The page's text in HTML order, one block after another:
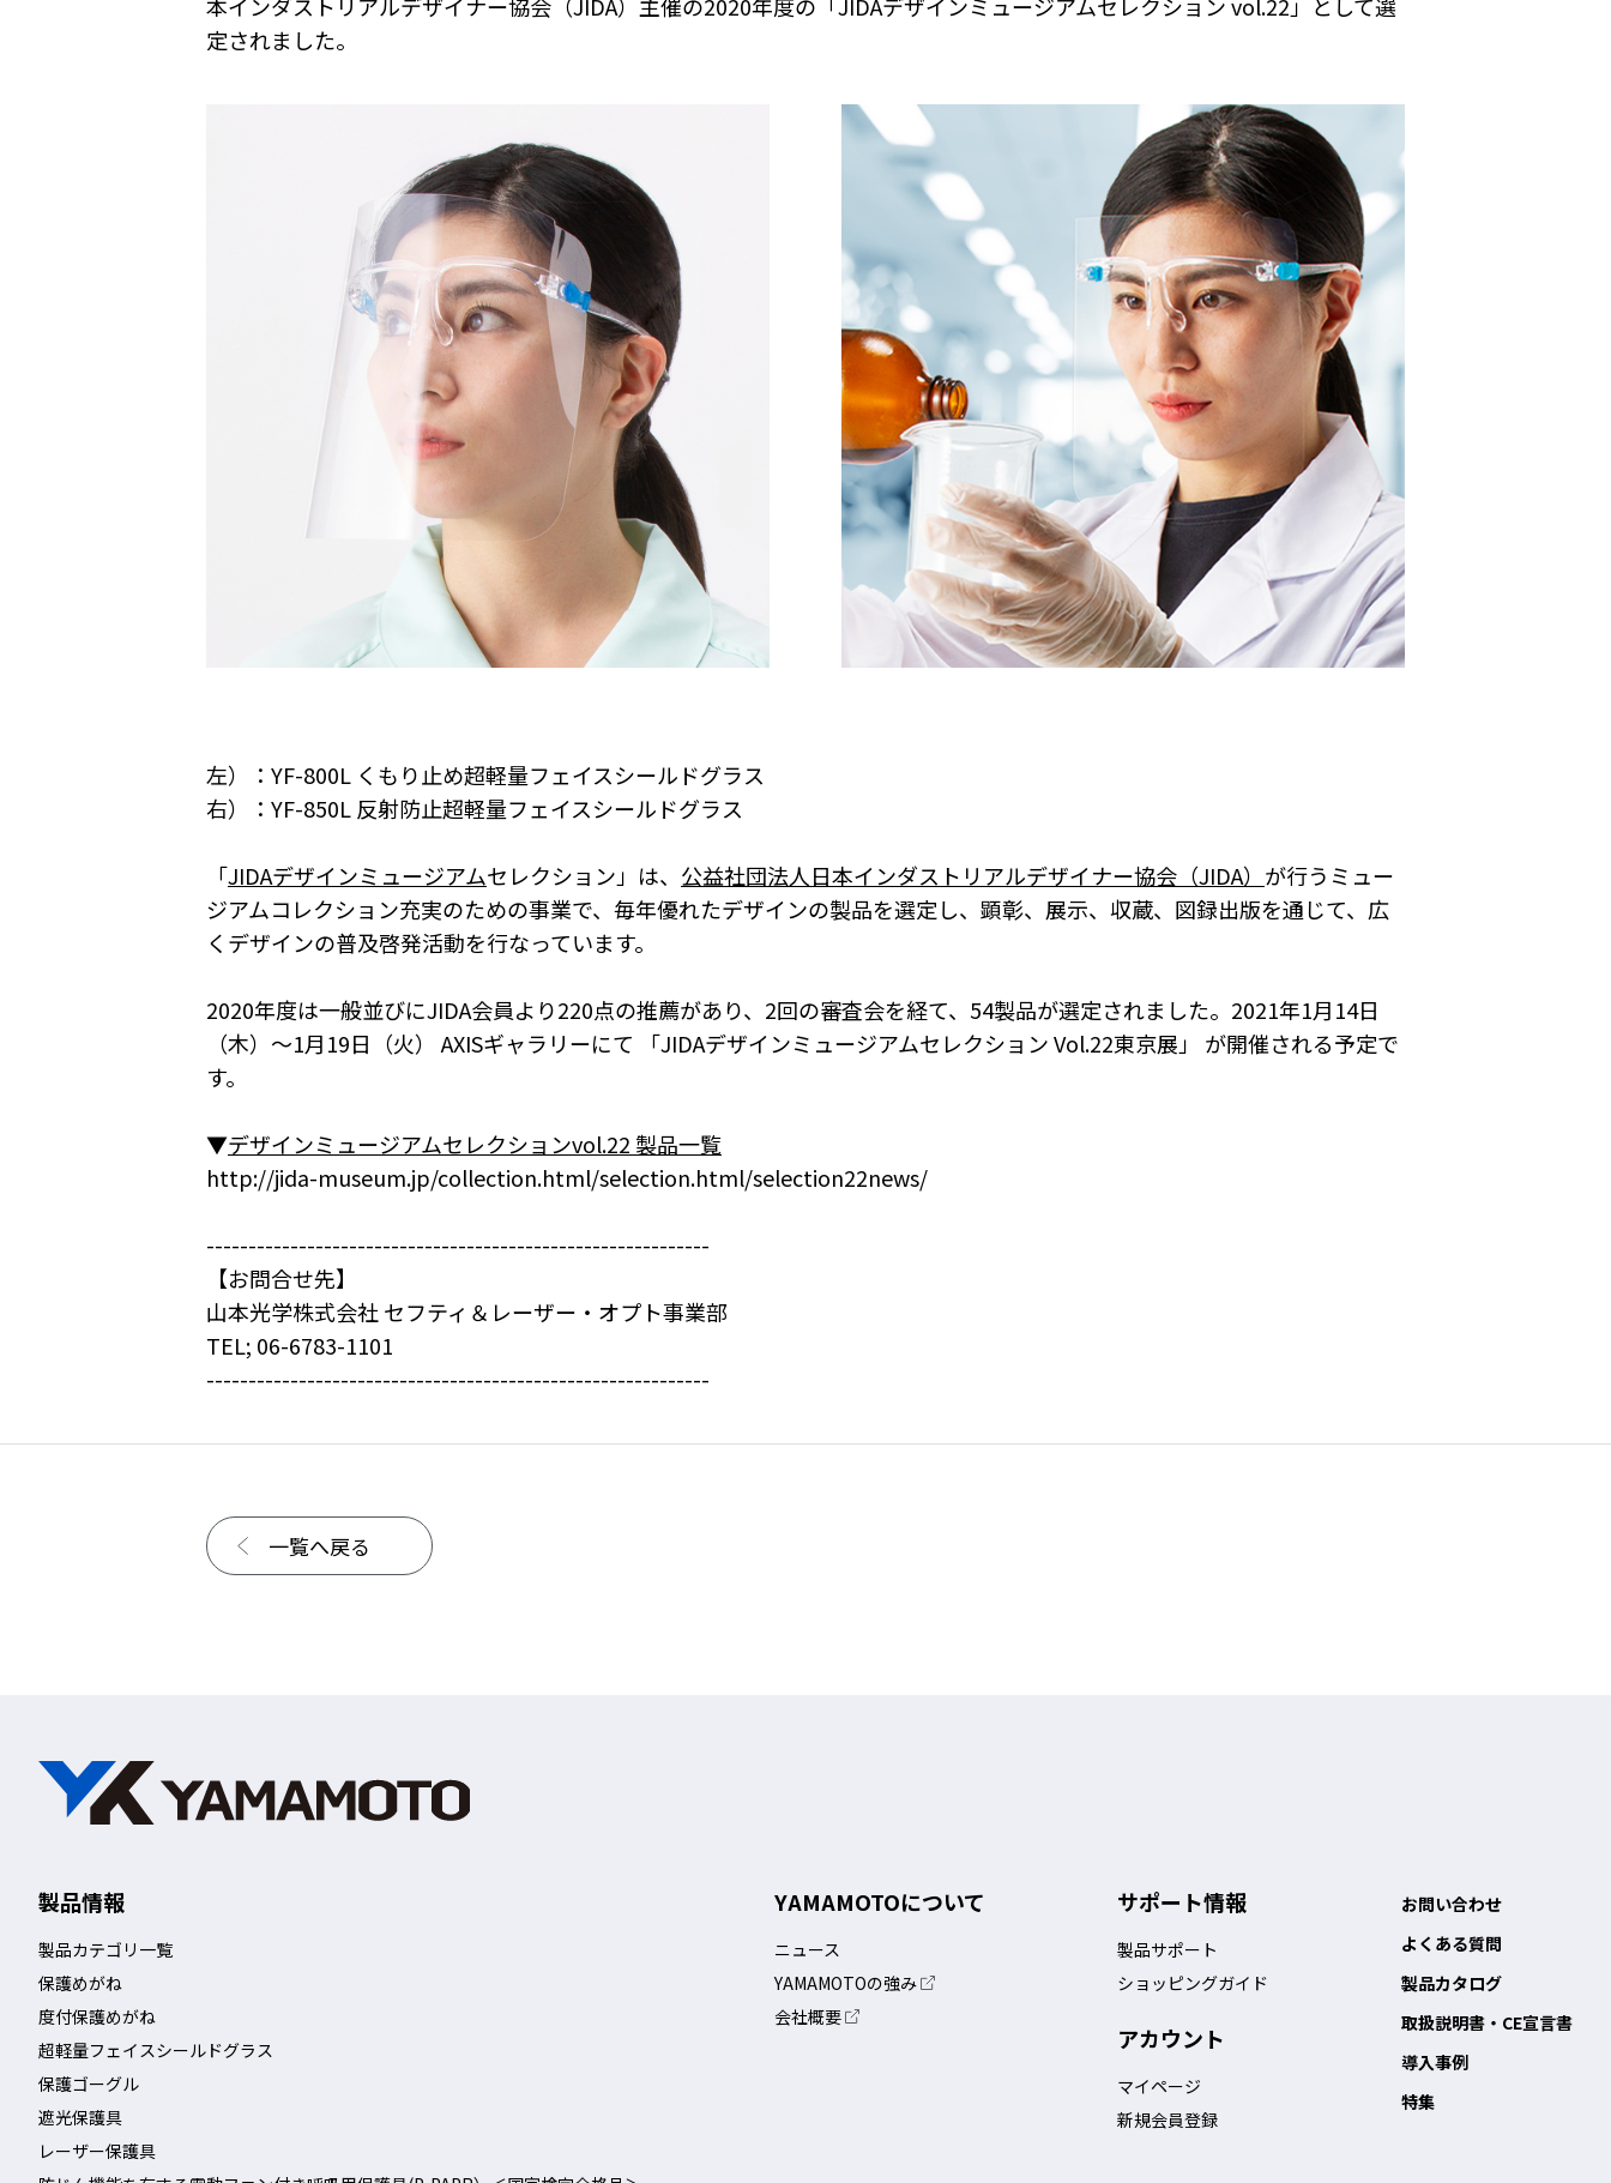
定されました。
左）：YF-800L くもり止め超軽量フェイスシールドグラス
右）：YF-850L 反射防止超軽量フェイスシールドグラス
「JIDAデザインミュージアムセレクション」は、 公益社団法人日本インダストリアルデザイナー協会（JIDA） が行うミュー
ジアムコレクション充実のための事業で、毎年優れたデザインの製品を選定し、顕彰、展示、収蔵、図録出版を通じて、広
くデザインの普及啓発活動を行なっています。
2020年度は一般並びにJIDA会員より220点の推薦があり、2回の審査会を経て、54製品が選定されました。2021年1月14日
（木）〜1月19日（火） AXISギャラリーにて 「JIDAデザインミュージアムセレクション Vol.22東京展」 が開催される予定で
す。
▼デザインミュージアムセレクションvol.22 製品一覧
http://jida-museum.jp/collection.html/selection.html/selection22news/
------------------------------------------------------------
【お問合せ先】
山本光学株式会社 セフティ＆レーザー・オプト事業部
TEL; 06-6783-1101
------------------------------------------------------------
一覧へ戻る
製品情報
製品カテゴリ一覧
保護めがね
度付保護めがね
超軽量フェイスシールドグラス
保護ゴーグル
遮光保護具
レーザー保護具
YAMAMOTOについて
ニュース
YAMAMOTOの強み
会社概要
サポート情報
製品サポート
ショッピングガイド
アカウント
マイページ
新規会員登録
お問い合わせ
よくある質問
製品カタログ
取扱説明書・CE宣言書
導入事例
特集